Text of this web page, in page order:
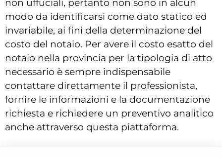
non uffuciali, pertanto non sono in alcun
modo da identificarsi come dato statico ed
invariabile, ai fini della determinazione del
costo del notaio. Per avere il costo esatto del
notaio nella provincia per la tipologia di atto
necessario è sempre indispensabile
contattare direttamente il professionista,
fornire le informazioni e la documentazione
richiesta e richiedere un preventivo analitico
anche attraverso questa piattaforma.